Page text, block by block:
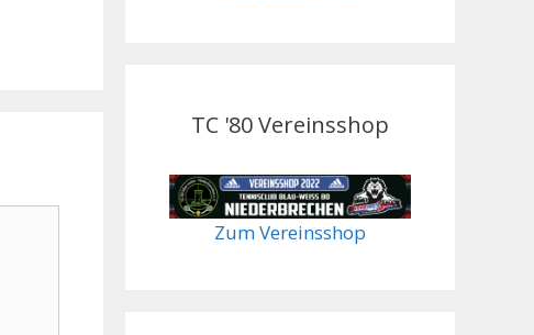
TC '80 Vereinsshop
Zum Vereinsshop